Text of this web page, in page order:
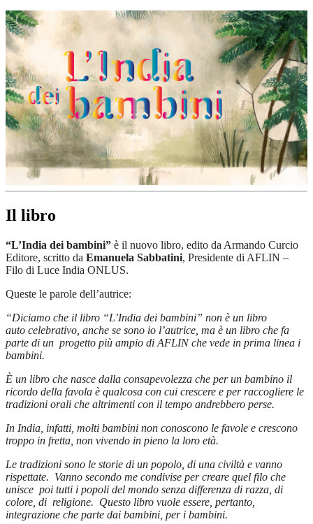
Il libro
“L’India dei bambini” è il nuovo libro, edito da Armando Curcio
Editore, scritto da Emanuela Sabbatini, Presidente di AFLIN –
Filo di Luce India ONLUS.
Queste le parole dell’autrice:
“Diciamo che il libro “L’India dei bambini” non è un libro
auto celebrativo, anche se sono io l’autrice, ma è un libro che fa
parte di un progetto più ampio di AFLIN che vede in prima linea i
bambini.
È un libro che nasce dalla consapevolezza che per un bambino il
ricordo della favola è qualcosa con cui crescere e per raccogliere le
tradizioni orali che altrimenti con il tempo andrebbero perse.
In India, infatti, molti bambini non conoscono le favole e crescono
troppo in fretta, non vivendo in pieno la loro età.
Le tradizioni sono le storie di un popolo, di una civiltà e vanno
rispettate. Vanno secondo me condivise per creare quel filo che
unisce poi tutti i popoli del mondo senza differenza di razza, di
colore, di religione. Questo libro vuole essere, pertanto,
integrazione che parte dai bambini, per i bambini.